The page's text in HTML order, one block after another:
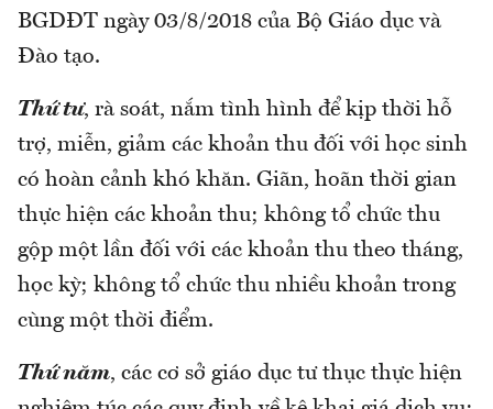
BGDĐT ngày 03/8/2018 của Bộ Giáo dục và
Đào tạo.
Thứ tư, rà soát, nắm tình hình để kịp thời hỗ
trợ, miễn, giảm các khoản thu đối với học sinh
có hoàn cảnh khó khăn. Giãn, hoãn thời gian
thực hiện các khoản thu; không tổ chức thu
gộp một lần đối với các khoản thu theo tháng,
học kỳ; không tổ chức thu nhiều khoản trong
cùng một thời điểm.
Thứ năm, các cơ sở giáo dục tư thục thực hiện